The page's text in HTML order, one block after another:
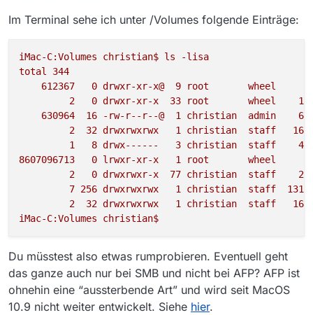
Im Terminal sehe ich unter /Volumes folgende Einträge:
iMac-C:Volumes christian$ ls
-lisa
total
344
612367
0 drwxr-xr-x@ 9 root wheel
2
0 drwxr-xr-x 33 root wheel
630964
16 -rw-r--r--@ 1 christian admin
2
32 drwxrwxrwx 1 christian staff
1
8 drwx------ 3 christian staff
8607096713
0 lrwxr-xr-x 1 root
wheel
2
0 drwxrwxr-x 77 christian staff
7 256 drwxrwxrwx 1 christian staff
2
32 drwxrwxrwx 1 christian staff
iMac-C:Volumes
christian$
Du müsstest also etwas rumprobieren. Eventuell geht
das ganze auch nur bei SMB und nicht bei AFP? AFP ist
ohnehin eine “aussterbende Art” und wird seit MacOS
10.9 nicht weiter entwickelt. Siehe hier.